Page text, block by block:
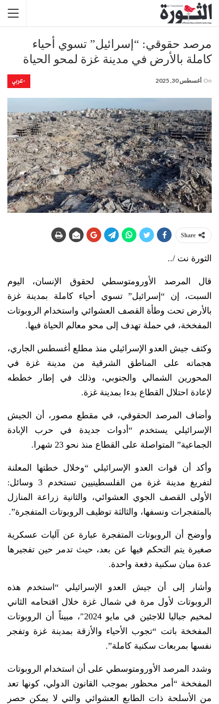
مرصد حقوقي: “إسرائيل” تسوي أحياء
كاملة بالأرض في مدينة غزة لمحو الحياة
-عربي On أغسطس 30, 2025
Share
الثورة نت /..
قال المرصد الأورومتوسطي لحقوق الإنسان، اليوم
السبت، إن “إسرائيل” تسوي أحياء كاملة بمدينة غزة
بالأرض تحت وطأة القصف العشوائي واستخدام الروبوتات
المفخخة، في حملة تهدف إلى محو معالم الحياة فيها.
وكثف جيش العدو الإسرائيلي منذ مطلع أغسطس الجاري،
هجماته على المناطق الشرقية من مدينة غزة في
المحورين الشمالي والجنوبي، وذلك في إطار خططه
لإعادة احتلال القطاع بدءا بمدينة غزة.
وأضاف المرصد الحقوقي، في مقطع مصور، أن الجيش
الإسرائيلي يستخدم “أدوات جديدة في حرب الإبادة
الجماعية” المتواصلة على القطاع منذ نحو 23 شهرا.
وأكد أن قوات العدو الإسرائيلي “وخلال خطتها المعلنة
لتفريغ مدينة غزة من الفلسطينيين تستخدم 3 وسائل:
الأولى القصف الجوي العشوائي، والثانية زراعة المنازل
بالمتفجرات ونسفها، والثالثة توظيف الروبوتات المتفجرة”.
وأوضح أن الروبوتات المتفجرة عبارة عن آليات عسكرية
صغيرة يتم التحكم فيها عن بعد، حيث تدمر حين تفجيرها
عدة مبان سكنية دفعة واحدة.
وأشار إلى أن جيش العدو الإسرائيلي “استخدم هذه
الروبوتات لأول مرة في شمال غزة خلال اقتحامه الثاني
لمخيم جباليا للاجئين في مايو 2024″، مبيناً أن الروبوتات
المفخخة باتت “تجوب الأحياء والأزقة بمدينة غزة وتفجر
نفسها بمربعات سكنية كاملة”.
وشدد المرصد الأورومتوسطي على أن استخدام الروبوتات
المفخخة “أمر محظور بموجب القانون الدولي، كونها تعد
من الأسلحة ذات الطابع العشوائي والتي لا يمكن حصر